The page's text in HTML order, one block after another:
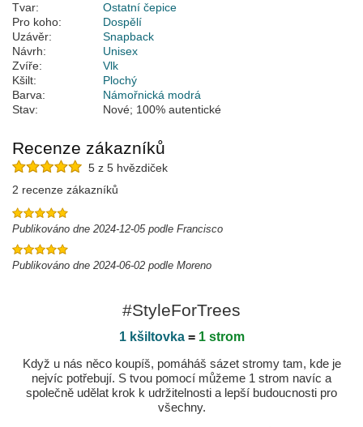
Tvar:
Ostatní čepice
Pro koho:
Dospělí
Uzávěr:
Snapback
Návrh:
Unisex
Zvíře:
Vlk
Kšilt:
Plochý
Barva:
Námořnická modrá
Stav:
Nové; 100% autentické
Recenze zákazníků
5 z 5 hvězdiček
2 recenze zákazníků
Publikováno dne 2024-12-05 podle Francisco
Publikováno dne 2024-06-02 podle Moreno
#StyleForTrees
1 kšiltovka= 1 strom
Když u nás něco koupíš, pomáháš sázet stromy tam, kde je
nejvíc potřebují. S tvou pomocí můžeme 1 strom navíc a
společně udělat krok k udržitelnosti a lepší budoucnosti pro
všechny.